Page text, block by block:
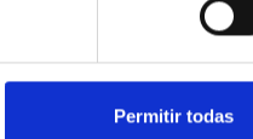
Permitir todas